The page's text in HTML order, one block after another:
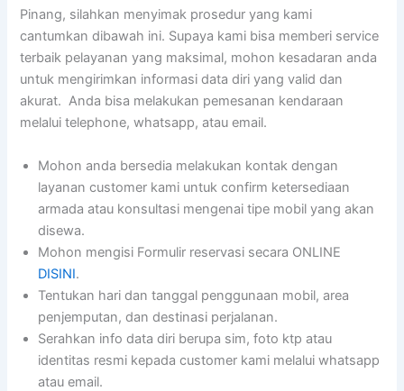
Pinang, silahkan menyimak prosedur yang kami
cantumkan dibawah ini. Supaya kami bisa memberi service
terbaik pelayanan yang maksimal, mohon kesadaran anda
untuk mengirimkan informasi data diri yang valid dan
akurat. Anda bisa melakukan pemesanan kendaraan
melalui telephone, whatsapp, atau email.
Mohon anda bersedia melakukan kontak dengan
layanan customer kami untuk confirm ketersediaan
armada atau konsultasi mengenai tipe mobil yang akan
disewa.
Mohon mengisi Formulir reservasi secara ONLINE
DISINI.
Tentukan hari dan tanggal penggunaan mobil, area
penjemputan, dan destinasi perjalanan.
Serahkan info data diri berupa sim, foto ktp atau
identitas resmi kepada customer kami melalui whatsapp
atau email.